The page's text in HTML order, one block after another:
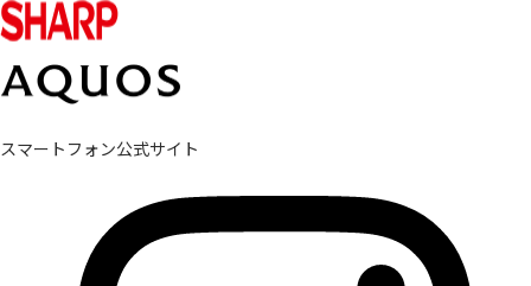
スマートフォン公式サイト